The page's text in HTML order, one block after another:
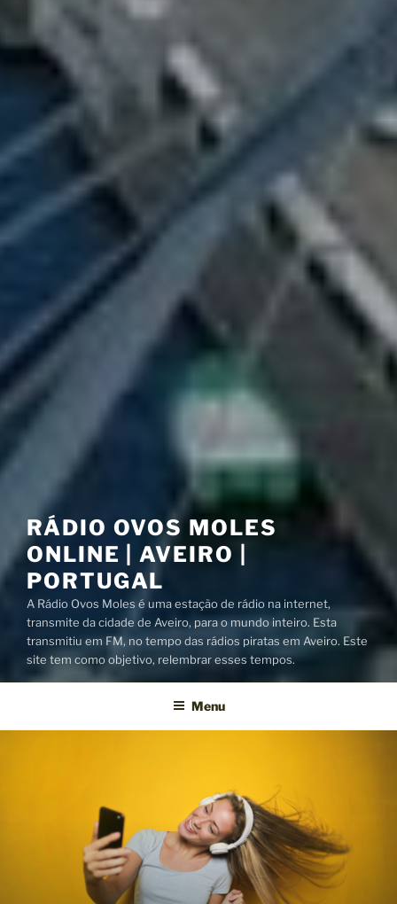
RÁDIO OVOS MOLES
ONLINE | AVEIRO |
PORTUGAL
A Rádio Ovos Moles é uma estação de rádio na internet,
transmite da cidade de Aveiro, para o mundo inteiro. Esta
transmitiu em FM, no tempo das rádios piratas em Aveiro. Este
site tem como objetivo, relembrar esses tempos.
Menu